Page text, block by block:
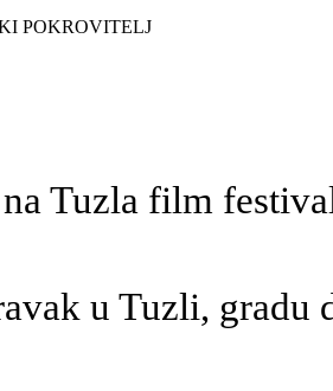
POKROVITELJ
Tuzla film
u Tuzli,